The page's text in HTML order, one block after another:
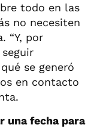
todo en las
no necesiten
“Y, por
se generó
en contacto
una fecha para